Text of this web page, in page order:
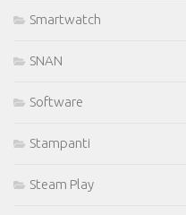
Smartwatch
SNAN
Software
Stampanti
Steam Play